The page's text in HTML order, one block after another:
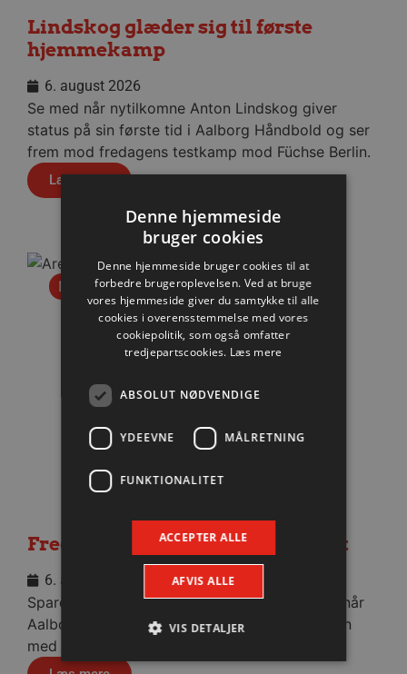
Lindskog glæder sig til første
hjemmekamp
6. august 2026
Se med når nytilkomne Anton Lindskog giver
status på sin første tid i Aalborg Håndbold og ser
frem mod fredagens testkamp mod Füchse Berlin.
Læs mere
Nyhed
Fredagens testbrag totalt udsolgt
6. august 2026
Sparekassen Danmark Arena bliver helt fyldt, når
Aalborg Håndbold fredag aften tørner sammen
med Füchse Berlin.
Denne hjemmeside
bruger cookies
Denne hjemmeside bruger cookies til at
forbedre brugeroplevelsen. Ved at bruge
vores hjemmeside giver du samtykke til alle
cookies i overensstemmelse med vores
cookiepolitik, som også omfatter
tredjepartscookies. Læs mere
ABSOLUT NØDVENDIGE
YDEEVNE MÅLRETNING
FUNKTIONALITET
ACCEPTER ALLE
AFVIS ALLE
VIS DETALJER